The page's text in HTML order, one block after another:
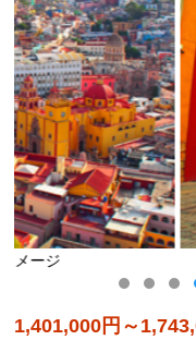
世界遺
1,401,000円～